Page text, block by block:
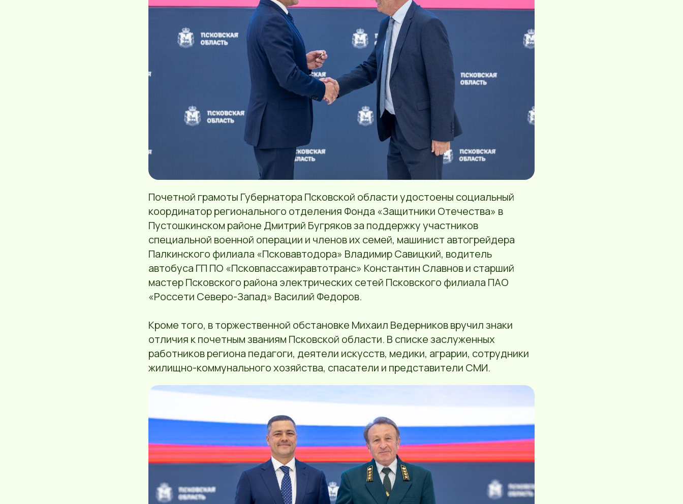
Почетной грамоты Губернатора Псковской области удостоены социальный
координатор регионального отделения Фонда «Защитники Отечества» в
Пустошкинском районе Дмитрий Бугряков за поддержку участников
специальной военной операции и членов их семей, машинист автогрейдера
Палкинского филиала «Псковавтодора» Владимир Савицкий, водитель
автобуса ГП ПО «Псковпассажиравтотранс» Константин Славнов и старший
мастер Псковского района электрических сетей Псковского филиала ПАО
«Россети Северо-Запад» Василий Федоров.
Кроме того, в торжественной обстановке Михаил Ведерников вручил знаки
отличия к почетным званиям Псковской области. В списке заслуженных
работников региона педагоги, деятели искусств, медики, аграрии, сотрудники
жилищно-коммунального хозяйства, спасатели и представители СМИ.